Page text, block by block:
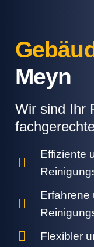
Meyn
Wir sind Ihr
Effiziente
Erfahrene
Flexibler